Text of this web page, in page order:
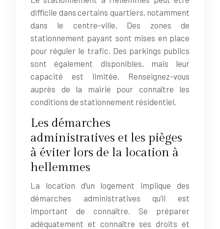
difficile dans certains quartiers, notamment
dans le centre-ville. Des zones de
stationnement payant sont mises en place
pour réguler le trafic. Des parkings publics
sont également disponibles, mais leur
capacité est limitée. Renseignez-vous
auprès de la mairie pour connaître les
conditions de stationnement résidentiel.
Les démarches
administratives et les pièges
à éviter lors de la location à
hellemmes
La location d’un logement implique des
démarches administratives qu’il est
important de connaître. Se préparer
adéquatement et connaître ses droits et